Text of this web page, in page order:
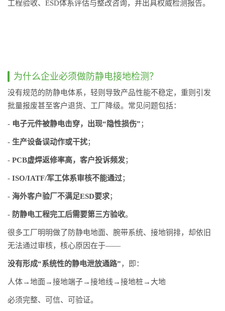
工程验收、ESD体系评估与整改咨询，并出具权威检测报告。
为什么企业必须做防静电接地检测？
没有规范的防静电体系，轻则导致产品性能不稳定，重则引发
批量报废甚至客户退货、工厂降级。常见问题包括：
- 电子元件被静电击穿，出现“隐性损伤”；
- 生产设备误动作或干扰；
- PCB虚焊返修率高，客户投诉频发；
- ISO/IATF/军工体系审核不能通过；
- 海外客户验厂不满足ESD要求；
- 防静电工程完工后需要第三方验收。
很多工厂明明做了防静电地面、腕带系统、接地铜排，却依旧
无法通过审核，核心原因在于——
没有形成“系统性的静电泄放通路”，即：
人体→地面→接地端子→接地线→接地桩→大地
必须完整、可信、可验证。